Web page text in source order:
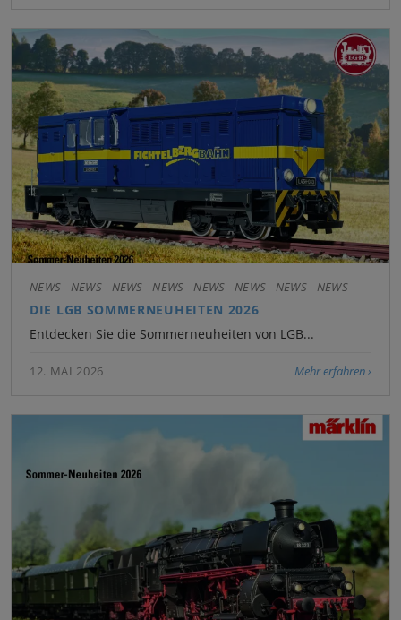
NEWS - NEWS - NEWS - NEWS - NEWS - NEWS - NEWS - NEWS
DIE LGB SOMMERNEUHEITEN 2026
Entdecken Sie die Sommerneuheiten von LGB...
12. MAI 2026 Mehr erfahren